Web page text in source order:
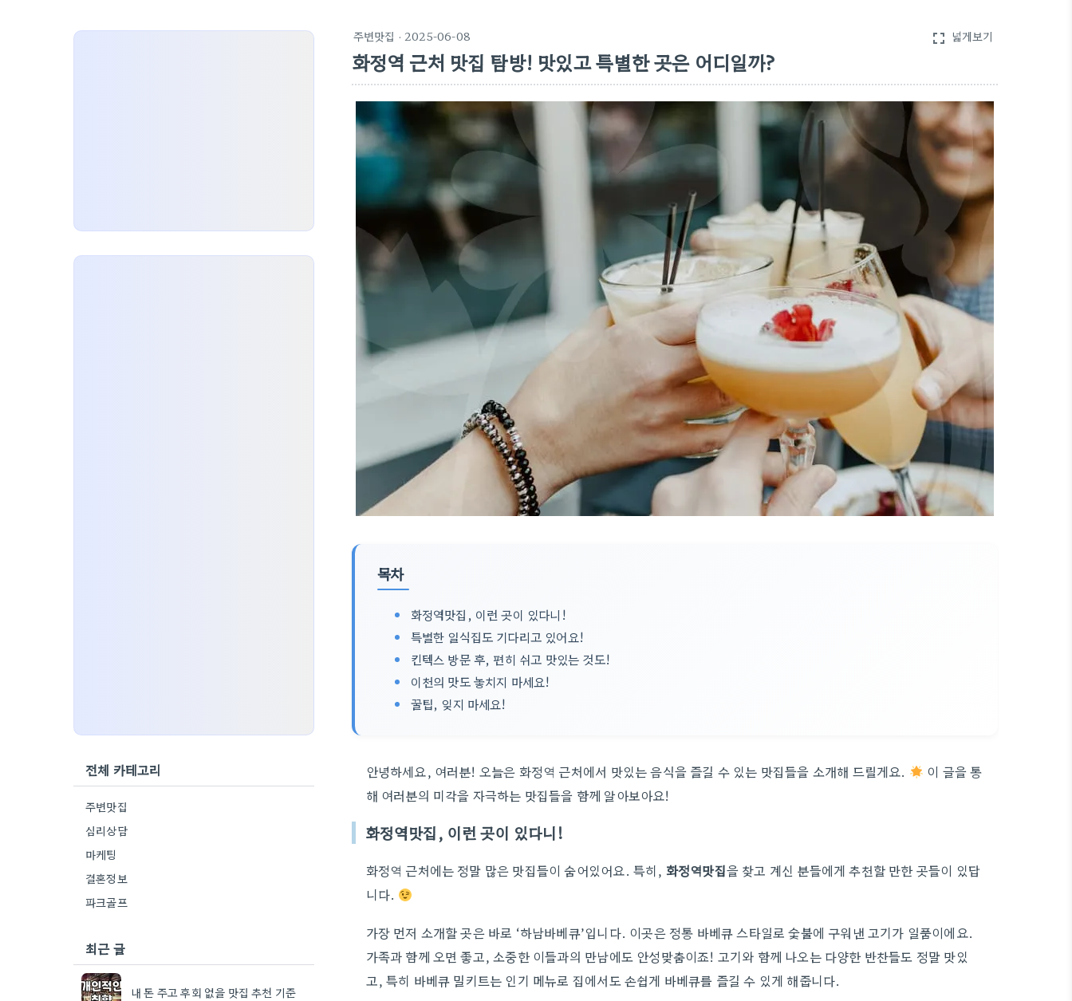
주변맛집 · 2025-06-08 fullscreen 넓게보기
화정역 근처 맛집 탐방! 맛있고 특별한 곳은 어디일까?
목차
화정역맛집, 이런 곳이 있다니!
특별한 일식집도 기다리고 있어요!
킨텍스 방문 후, 편히 쉬고 맛있는 것도!
이천의 맛도 놓치지 마세요!
꿀팁, 잊지 마세요!
안녕하세요, 여러분! 오늘은 화정역 근처에서 맛있는 음식을 즐길 수 있는 맛집들을 소개해 드릴게요.
이 글을 통
해 여러분의 미각을 자극하는 맛집들을 함께 알아보아요!
화정역맛집, 이런 곳이 있다니!
화정역 근처에는 정말 많은 맛집들이 숨어있어요. 특히, 화정역맛집을 찾고 계신 분들에게 추천할 만한 곳들이 있답
니다.
가장 먼저 소개할 곳은 바로 ‘하남바베큐’입니다. 이곳은 정통 바베큐 스타일로 숯불에 구워낸 고기가 일품이에요.
가족과 함께 오면 좋고, 소중한 이들과의 만남에도 안성맞춤이죠! 고기와 함께 나오는 다양한 반찬들도 정말 맛있
고, 특히 바베큐 밀키트는 인기 메뉴로 집에서도 손쉽게 바베큐를 즐길 수 있게 해줍니다.
전체 카테고리
주변맛집
심리상담
마케팅
결혼정보
파크골프
최근 글
내 돈 주고 후회 없을 맛집 추천 기준